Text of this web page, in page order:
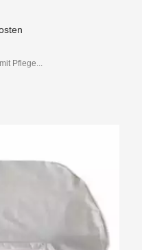
Pflege...